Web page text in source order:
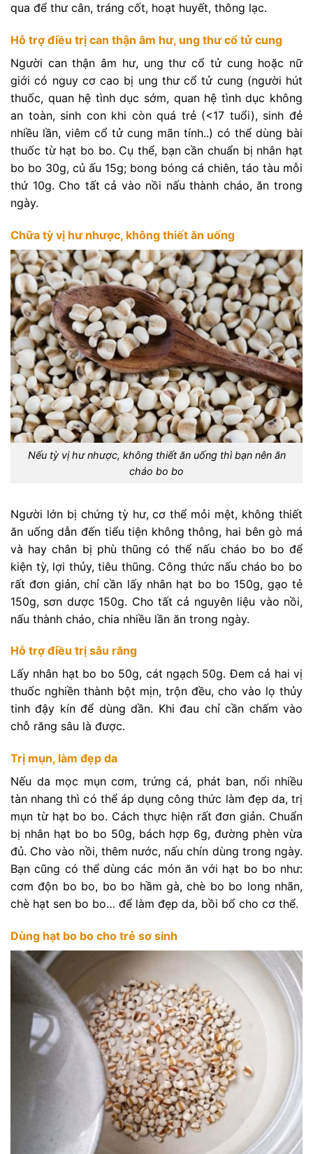
qua để thư cân, tráng cốt, hoạt huyết, thông lạc.
Hỗ trợ điều trị can thận âm hư, ung thư cổ tử cung
Người can thận âm hư, ung thư cổ tử cung hoặc nữ
giới có nguy cơ cao bị ung thư cổ tử cung (người hút
thuốc, quan hệ tình dục sớm, quan hệ tình dục không
an toàn, sinh con khi còn quá trẻ (<17 tuổi), sinh đẻ
nhiều lần, viêm cổ tử cung mãn tính..) có thể dùng bài
thuốc từ hạt bo bo. Cụ thể, bạn cần chuẩn bị nhân hạt
bo bo 30g, củ ấu 15g; bong bóng cá chiên, táo tàu mỗi
thứ 10g. Cho tất cả vào nồi nấu thành cháo, ăn trong
ngày.
Chữa tỳ vị hư nhược, không thiết ăn uống
Nếu tỳ vị hư nhược, không thiết ăn uống thì bạn nên ăn
cháo bo bo
Người lớn bị chứng tỳ hư, cơ thể mỏi mệt, không thiết
ăn uống dẫn đến tiểu tiện không thông, hai bên gò má
và hay chân bị phù thũng có thể nấu cháo bo bo để
kiện tỳ, lợi thủy, tiêu thũng. Công thức nấu cháo bo bo
rất đơn giản, chỉ cần lấy nhân hạt bo bo 150g, gạo tẻ
150g, sơn dược 150g. Cho tất cả nguyên liệu vào nồi,
nấu thành cháo, chia nhiều lần ăn trong ngày.
Hỗ trợ điều trị sâu răng
Lấy nhân hạt bo bo 50g, cát ngạch 50g. Đem cả hai vị
thuốc nghiền thành bột mịn, trộn đều, cho vào lọ thủy
tinh đậy kín để dùng dần. Khi đau chỉ cần chấm vào
chỗ răng sâu là được.
Trị mụn, làm đẹp da
Nếu da mọc mụn cơm, trứng cá, phát ban, nổi nhiều
tàn nhang thì có thể áp dụng công thức làm đẹp da, trị
mụn từ hạt bo bo. Cách thực hiện rất đơn giản. Chuẩn
bị nhân hạt bo bo 50g, bách hợp 6g, đường phèn vừa
đủ. Cho vào nồi, thêm nước, nấu chín dùng trong ngày.
Bạn cũng có thể dùng các món ăn với hạt bo bo như:
cơm độn bo bo, bo bo hầm gà, chè bo bo long nhãn,
chè hạt sen bo bo… để làm đẹp da, bồi bổ cho cơ thể.
Dùng hạt bo bo cho trẻ sơ sinh